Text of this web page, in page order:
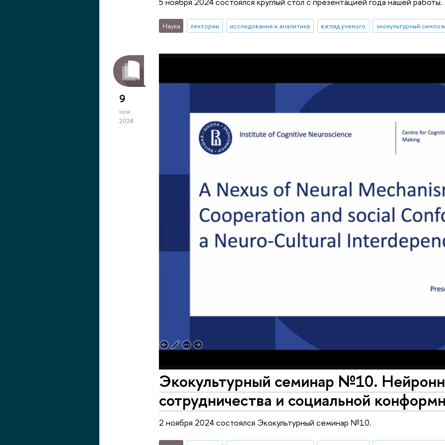
Наука лектории исследования и аналитика взгляд ученого экокультурный
9
ноя
2024
Экокультурный семинар №10.
сотрудничества и социальной
2 ноября 2024 состоялся Экокультурный семинар №10.